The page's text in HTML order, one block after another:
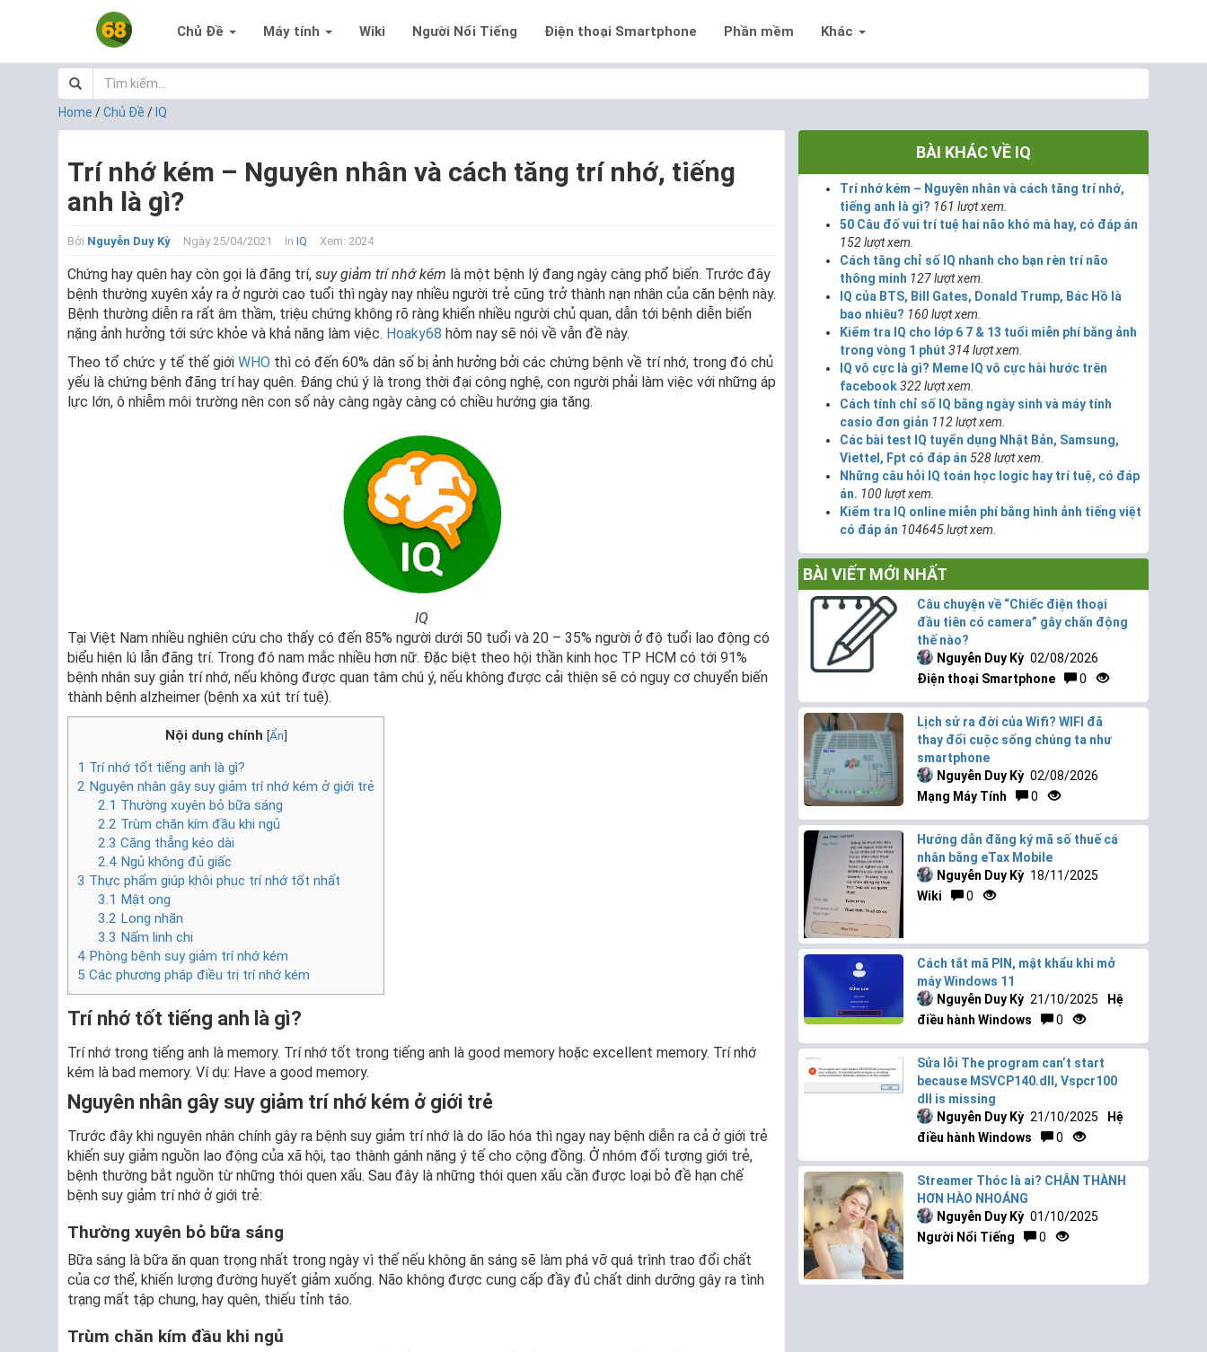
Chủ Đề Máy tính Wiki Người Nổi Tiếng Điện thoại Smartphone Phần mềm Khác
Home /Chủ Đề / IQ
Trí nhớ kém – Nguyên nhân và cách tăng trí nhớ, tiếng
anh là gì?
Bởi Nguyễn Duy Kỳ Ngày 25/04/2021 In IQ Xem: 2024
Chứng hay quên hay còn gọi là đãng trí, suy giảm trí nhớ kém là một bệnh lý đang ngày càng phổ biến. Trước đây
bệnh thường xuyên xảy ra ở người cao tuổi thì ngày nay nhiều người trẻ cũng trở thành nạn nhân của căn bệnh này.
Bệnh thường diễn ra rất âm thầm, triệu chứng không rõ ràng khiến nhiều người chủ quan, dẫn tới bệnh diễn biến
nặng ảnh hưởng tới sức khỏe và khả năng làm việc. Hoaky68 hôm nay sẽ nói về vẫn đề này.
Theo tổ chức y tế thế giới WHO thì có đến 60% dân số bị ảnh hưởng bởi các chứng bệnh về trí nhớ, trong đó chủ
yếu là chứng bệnh đãng trí hay quên. Đáng chú ý là trong thời đại công nghệ, con người phải làm việc với những áp
lực lớn, ô nhiễm môi trường nên con số này càng ngày càng có chiều hướng gia tăng.
IQ
Tại Việt Nam nhiều nghiên cứu cho thấy có đến 85% người dưới 50 tuổi và 20 – 35% người ở độ tuổi lao động có
biểu hiện lú lẫn đãng trí. Trong đó nam mắc nhiều hơn nữ. Đặc biệt theo hội thần kinh học TP HCM có tới 91%
bệnh nhân suy giản trí nhớ, nếu không được quan tâm chú ý, nếu không được cải thiện sẽ có nguy cơ chuyển biến
thành bệnh alzheimer (bệnh xa xút trí tuệ).
Nội dung chính [Ẩn]
1 Trí nhớ tốt tiếng anh là gì?
2 Nguyên nhân gây suy giảm trí nhớ kém ở giới trẻ
2.1 Thường xuyên bỏ bữa sáng
2.2 Trùm chăn kím đầu khi ngủ
2.3 Căng thẳng kéo dài
2.4Ngủ không đủ giấc
3 Thực phẩm giúp khôi phục trí nhớ tốt nhất
3.1 Mật ong
3.2 Long nhãn
3.3 Nấm linh chi
4 Phòng bệnh suy giảm trí nhớ kém
5 Các phương pháp điều trị trí nhớ kém
Trí nhớ tốt tiếng anh là gì?
Trí nhớ trong tiếng anh là memory. Trí nhớ tốt trong tiếng anh là good memory hoặc excellent memory. Trí nhớ
kém là bad memory. Ví dụ: Have a good memory.
Nguyên nhân gây suy giảm trí nhớ kém ở giới trẻ
Trước đây khi nguyên nhân chính gây ra bệnh suy giảm trí nhớ là do lão hóa thì ngay nay bệnh diễn ra cả ở giới trẻ
khiến suy giảm nguồn lao động của xã hội, tạo thành gánh nặng ý tế cho cộng đồng. Ở nhóm đối tượng giới trẻ,
bệnh thường bắt nguồn từ những thói quen xấu. Sau đây là những thói quen xấu cần được loại bỏ đề hạn chế
bệnh suy giảm trí nhớ ở giới trẻ:
Thường xuyên bỏ bữa sáng
Bữa sáng là bữa ăn quan trọng nhất trong ngày vì thế nếu không ăn sáng sẽ làm phá vỡ quá trình trao đổi chất
của cơ thể, khiến lượng đường huyết giảm xuống. Não không được cung cấp đầy đủ chất dinh dưỡng gây ra tình
trạng mất tập chung, hay quên, thiếu tỉnh táo.
Trùm chăn kím đầu khi ngủ
BÀI KHÁC VỀ IQ
Trí nhớ kém – Nguyên nhân và cách tăng trí nhớ,
tiếng anh là gì? 161 lượt xem.
50 Câu đố vui trí tuệ hai não khó mà hay, có đáp án
152 lượt xem.
Cách tăng chỉ số IQ nhanh cho bạn rèn trí não
thông minh 127 lượt xem.
IQ của BTS, Bill Gates, Donald Trump, Bác Hồ là
bao nhiêu? 160 lượt xem.
Kiểm tra IQ cho lớp 6 7 & 13 tuổi miễn phí bằng ảnh
trong vòng 1 phút 314 lượt xem.
IQ vô cực là gì? Meme IQ vô cực hài hước trên
facebook 322 lượt xem.
Cách tính chỉ số IQ bằng ngày sinh và máy tính
casio đơn giản 112 lượt xem.
Các bài test IQ tuyển dụng Nhật Bản, Samsung,
Viettel, Fpt có đáp án 528 lượt xem.
Những câu hỏi IQ toán học logic hay trí tuệ, có đáp
án. 100 lượt xem.
Kiểm tra IQ online miễn phí bằng hình ảnh tiếng việt
có đáp án 104645 lượt xem.
BÀI VIẾT MỚI NHẤT
Câu chuyện về “Chiếc điện thoại
đầu tiên có camera” gây chấn động
thế nào?
Nguyễn Duy Kỳ 02/08/2026
Điện thoại Smartphone
0
Lịch sử ra đời của Wifi? WIFI đã
thay đổi cuộc sống chúng ta như
smartphone
Nguyễn Duy Kỳ 02/08/2026
Mạng Máy Tính
0
Hướng dẫn đăng ký mã số thuế cá
nhân bằng eTax Mobile
Nguyễn Duy Kỳ 18/11/2025
Wiki
0
Cách tắt mã PIN, mật khẩu khi mở
máy Windows 11
Nguyễn Duy Kỳ 21/10/2025
Hệ
điều hành Windows
0
Sửa lỗi The program can’t start
because MSVCP140.dll, Vspcr100
dll is missing
Nguyễn Duy Kỳ 21/10/2025
Hệ
điều hành Windows
0
Streamer Thóc là ai? CHÂN THÀNH
HƠN HÀO NHOÁNG
Nguyễn Duy Kỳ 01/10/2025
Người Nổi Tiếng
0